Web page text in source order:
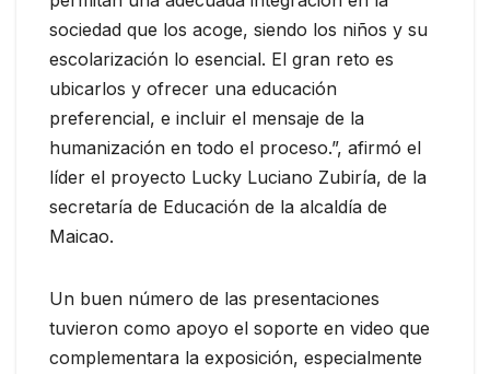
sociedad que los acoge, siendo los niños y su
escolarización lo esencial. El gran reto es
ubicarlos y ofrecer una educación
preferencial, e incluir el mensaje de la
humanización en todo el proceso.”, afirmó el
líder el proyecto Lucky Luciano Zubiría, de la
secretaría de Educación de la alcaldía de
Maicao.
Un buen número de las presentaciones
tuvieron como apoyo el soporte en video que
complementara la exposición, especialmente